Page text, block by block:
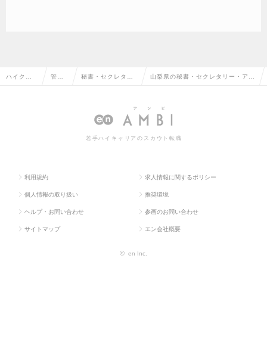
ハイクラ 管理 秘書・セクレタリ 山梨県の秘書・セクレタリー・アシ
若手ハイキャリアのスカウト転職
利用規約 求人情報に関するポリシー
個人情報の取り扱い 推奨環境
ヘルプ・お問い合わせ 参画のお問い合わせ
サイトマップ エン会社概要
© en Inc.